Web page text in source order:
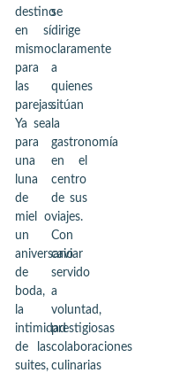
destino
en sí
mismo
para
las
parejas.
Ya sea
para
una
luna
de
miel o
un
aniversario
de
boda,
la
intimidad
de las
suites,
se
dirige
claramente
a
quienes
sitúan
la
gastronomía
en el
centro
de sus
viajes.
Con
caviar
servido
a
voluntad,
prestigiosas
colaboraciones
culinarias